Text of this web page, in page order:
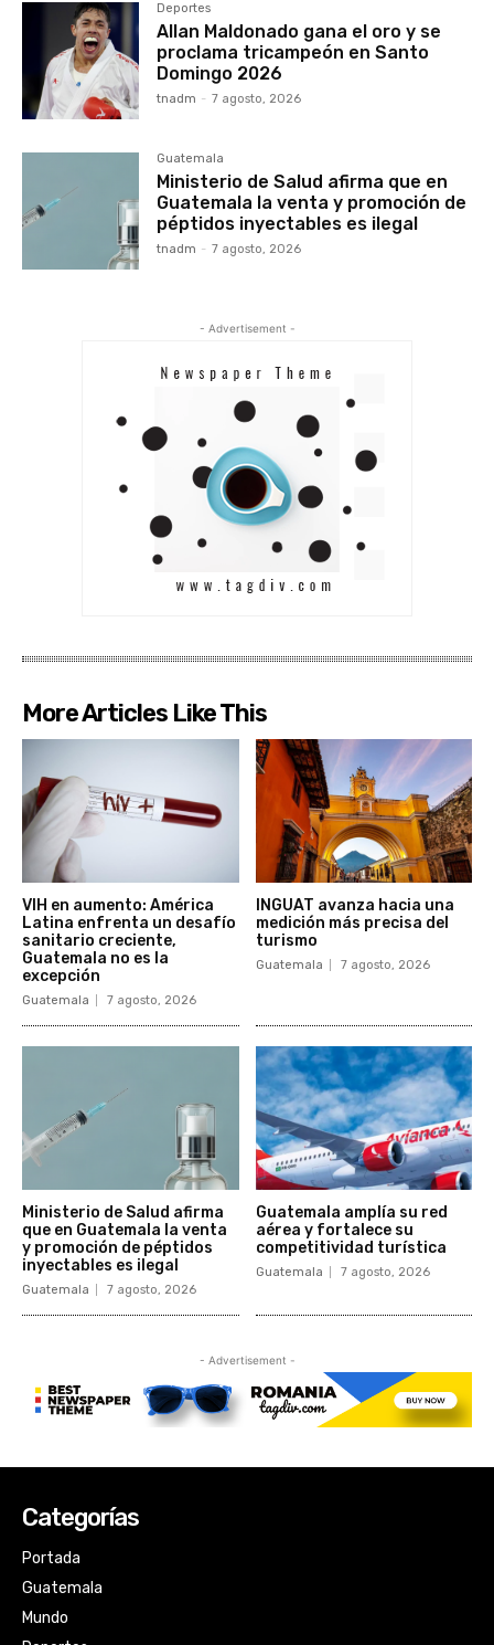
Categorías
Portada
Guatemala
Mundo